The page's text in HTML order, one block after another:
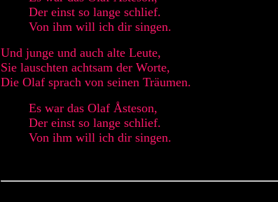
Der einst so lange schlief.
Von ihm will ich dir singen.
Und junge und auch alte Leute,
Sie lauschten achtsam der Worte,
Die Olaf sprach von seinen Träumen.
Es war das Olaf Åsteson,
Der einst so lange schlief.
Von ihm will ich dir singen.